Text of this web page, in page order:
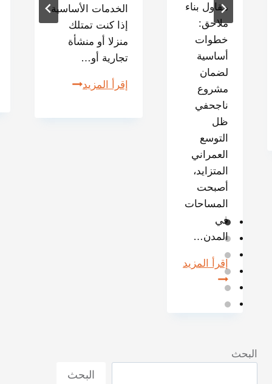
مقاول بناء
ملاحق:
خطوات
أساسية
لضمان
مشروع
ناجحفي
ظل
التوسع
العمراني
المتزايد،
أصبحت
المساحات
في
المدن…
إقرأ المزيد
الخدمات الأساسية
إذا كنت تمتلك
منزلا أو منشأة
تجارية أو…
إقرأ المزيد
البحث
البحث